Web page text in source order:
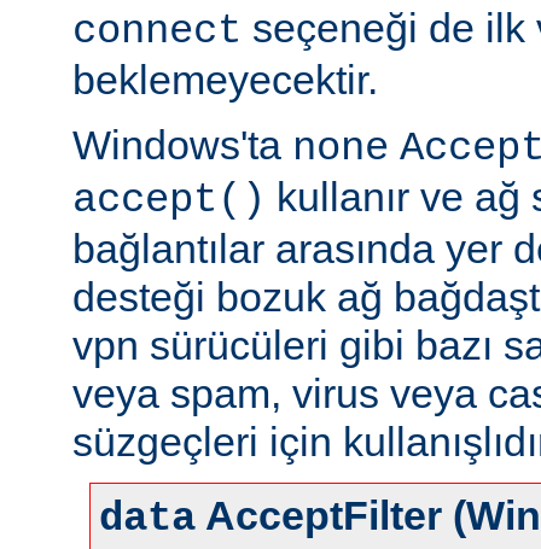
connect seçeneği de ilk
beklemeyecektir.
Windows'ta none
accept() kullanır ve ağ
bağlantılar arasında yer
desteği bozuk ağ
vpn sürücüleri gibi bazı
veya spam, virus veya
süzgeçleri için
data AcceptFilter